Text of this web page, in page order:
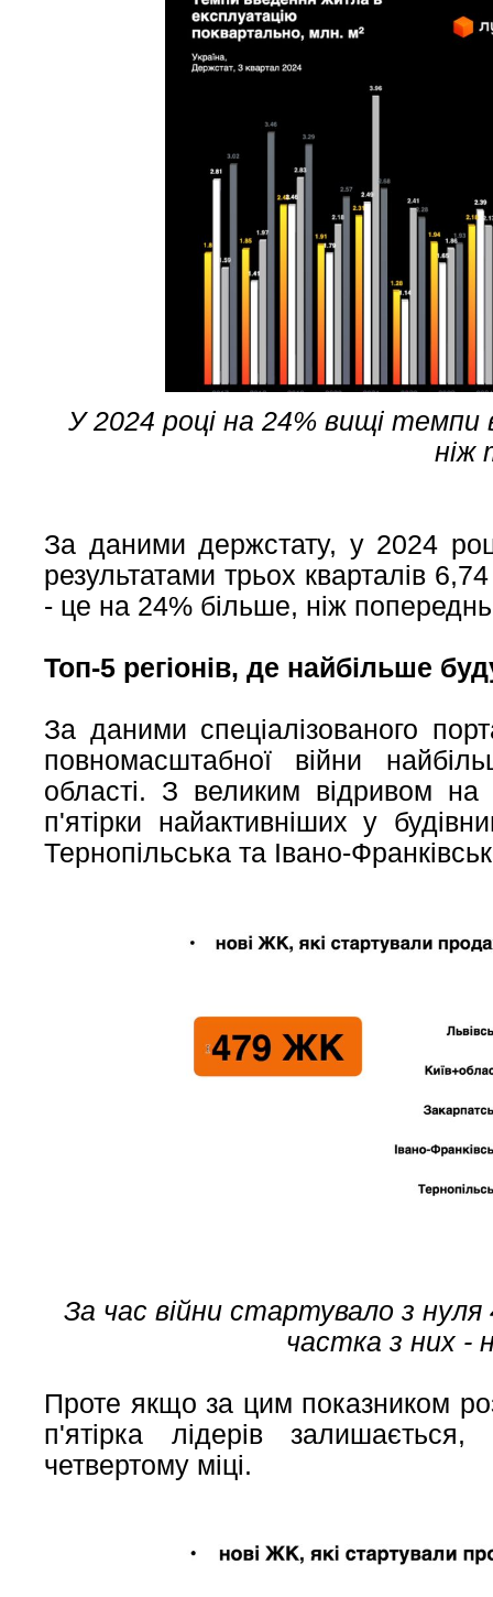
У 2024 році на 24% вищі
ніж
За даними держстату, у 2024
результатами трьох кварталів
- це на 24% більше, ніж
Топ-5 регіонів, де найбільше
За даними спеціалізованого
повномасштабної війни
області. З великим відривом
п'ятірки найактивніших у
Тернопільська та Івано-
За час війни стартувало з
частка з них -
Проте якщо за цим показником
п'ятірка лідерів
четвертому міці.